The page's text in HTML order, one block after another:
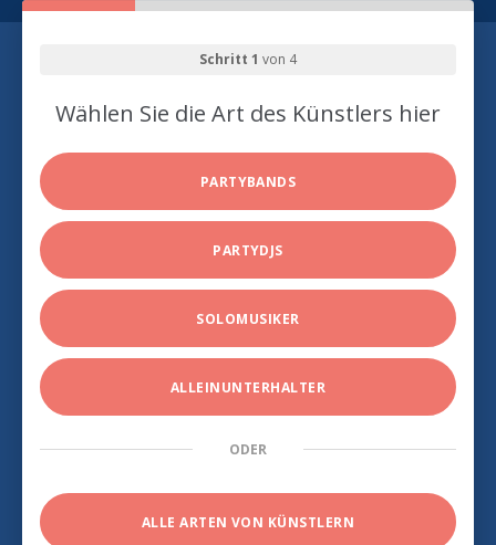
Schritt 1 von 4
Wählen Sie die Art des Künstlers hier
PARTYBANDS
PARTYDJS
SOLOMUSIKER
ALLEINUNTERHALTER
ODER
ALLE ARTEN VON KÜNSTLERN